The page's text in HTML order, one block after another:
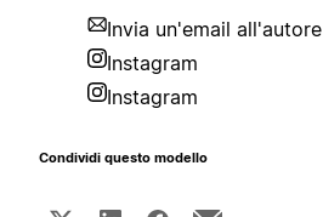
Invia un'email all'autore
Instagram
Instagram
Condividi questo modello